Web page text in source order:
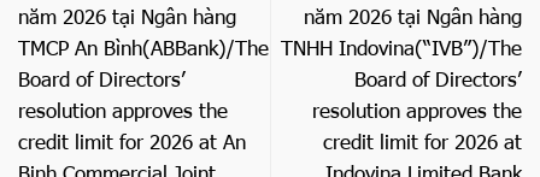
năm 2026 tại Ngân hàng
TMCP An Bình(ABBank)/The
Board of Directors’
resolution approves the
credit limit for 2026 at An
năm 2026 tại Ngân hàng
TNHH Indovina(“IVB”)/The
Board of Directors’
resolution approves the
credit limit for 2026 at